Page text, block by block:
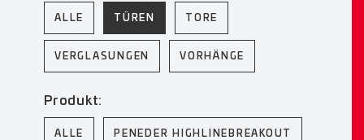
ALLE TÜREN TORE
VERGLASUNGEN VORHÄNGE
Produkt:
ALLE PENEDER HIGHLINEBREAKOUT